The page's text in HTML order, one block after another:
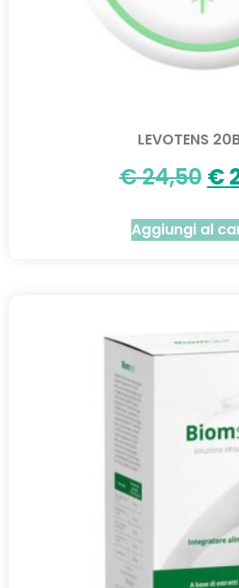
LEVOTENS
€24,50 €
Aggiungi al